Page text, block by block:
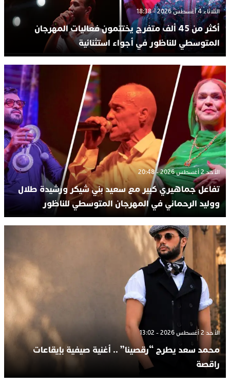
الثلاثاء 4 أغسطس 2026 - 18:38
أكثر من 45 ألف متفرج يختتمون فعاليات المهرجان
المتوسطي للناظور في أجواء استثنائية
الأحد 2 أغسطس 2026 - 20:48
تفاعل جماهيري كبير مع سعيد بني شيكر ورشيدة طلال
ووليد الرحماني في المهرجان المتوسطي للناظور
الأحد 2 أغسطس 2026 - 13:02
محمد سعد يطرح “رقصينا” .. أغنية صيفية بإيقاعات
راقصة